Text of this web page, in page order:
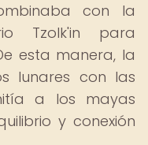
con la
Tzolk'in para
esta manera, la
lunares con las
a los mayas
y conexión